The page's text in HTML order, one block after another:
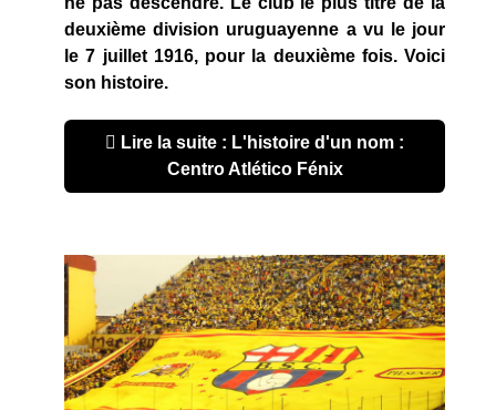
deuxième division uruguayenne a vu le jour
le 7 juillet 1916, pour la deuxième fois. Voici
son histoire.
Lire la suite : L'histoire d'un nom :
Centro Atlético Fénix